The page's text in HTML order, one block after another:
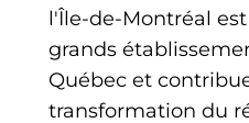
l'Île-de-Montréal
grands
Québec et
transformation du